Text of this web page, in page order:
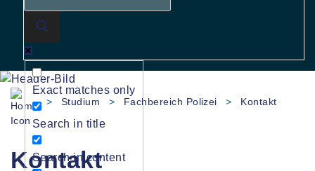
Exact matches only
Search in title
Search in content
> Studium > Fachbereich Polizei > Kontakt
Kontakt